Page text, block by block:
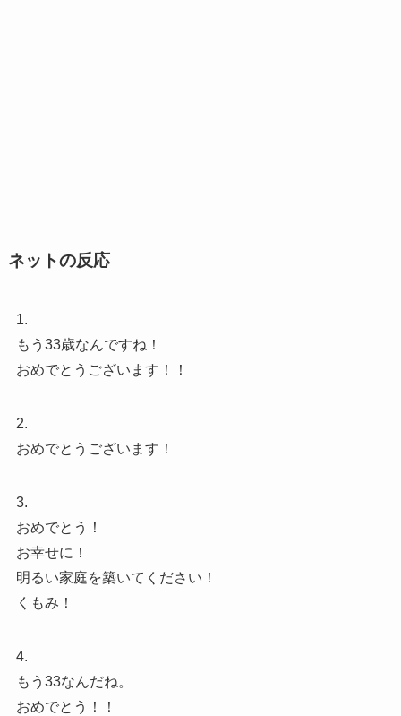
ネットの反応
1.
もう33歳なんですね！
おめでとうございます！！
2.
おめでとうございます！
3.
おめでとう！
お幸せに！
明るい家庭を築いてください！
くもみ！
4.
もう33なんだね。
おめでとう！！